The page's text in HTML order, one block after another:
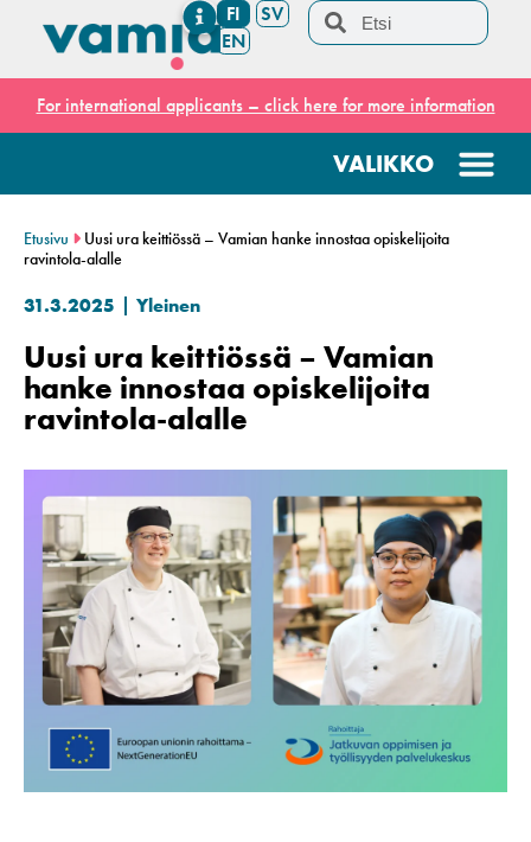
FI
SV
EN
For international applicants – click here for more information
Etusivu
Uusi ura keittiössä – Vamian hanke innostaa opiskelijoita
ravintola-alalle
31.3.2025 Yleinen
Uusi ura keittiössä – Vamian
hanke innostaa opiskelijoita
ravintola-alalle